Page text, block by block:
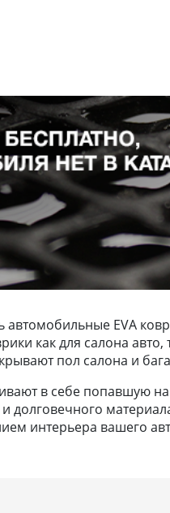
EVA
как для салона
пол салона и
в себе попавшую
долговечного
интерьера вашего